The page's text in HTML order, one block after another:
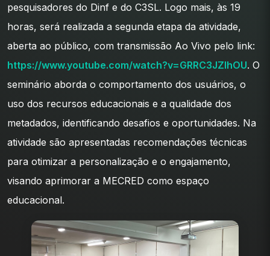
pesquisadores do Dinf e do C3SL. Logo mais, às 19
horas, será realizada a segunda etapa da atividade,
aberta ao público, com transmissão Ao Vivo pelo link:
https://www.youtube.com/watch?v=GRRC3JZIhOU. O
seminário aborda o comportamento dos usuários, o
uso dos recursos educacionais e a qualidade dos
metadados, identificando desafios e oportunidades. Na
atividade são apresentadas recomendações técnicas
para otimizar a personalização e o engajamento,
visando aprimorar a MECRED como espaço
educacional.